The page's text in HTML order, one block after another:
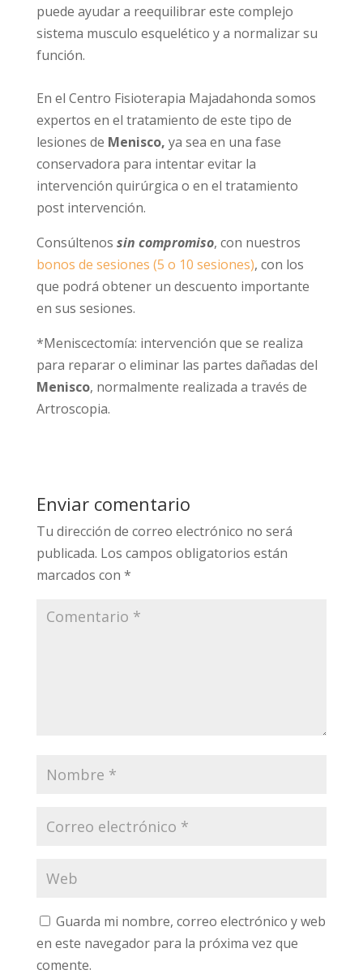
puede ayudar a reequilibrar este complejo
sistema musculo esquelético y a normalizar su
función.
En el Centro Fisioterapia Majadahonda somos
expertos en el tratamiento de este tipo de
lesiones de Menisco, ya sea en una fase
conservadora para intentar evitar la
intervención quirúrgica o en el tratamiento
post intervención.
Consúltenos sin compromiso, con nuestros
bonos de sesiones (5 o 10 sesiones), con los
que podrá obtener un descuento importante
en sus sesiones.
*Meniscectomía: intervención que se realiza
para reparar o eliminar las partes dañadas del
Menisco, normalmente realizada a través de
Artroscopia.
Enviar comentario
Tu dirección de correo electrónico no será
publicada. Los campos obligatorios están
marcados con *
Guarda mi nombre, correo electrónico y web
en este navegador para la próxima vez que
comente.